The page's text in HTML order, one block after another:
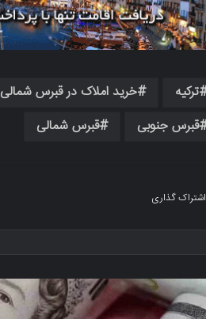
ترکیه خرید املاک در قبرس شمالی
قبرس جنوبی
قبرس شمالی
اشتراک گذاری